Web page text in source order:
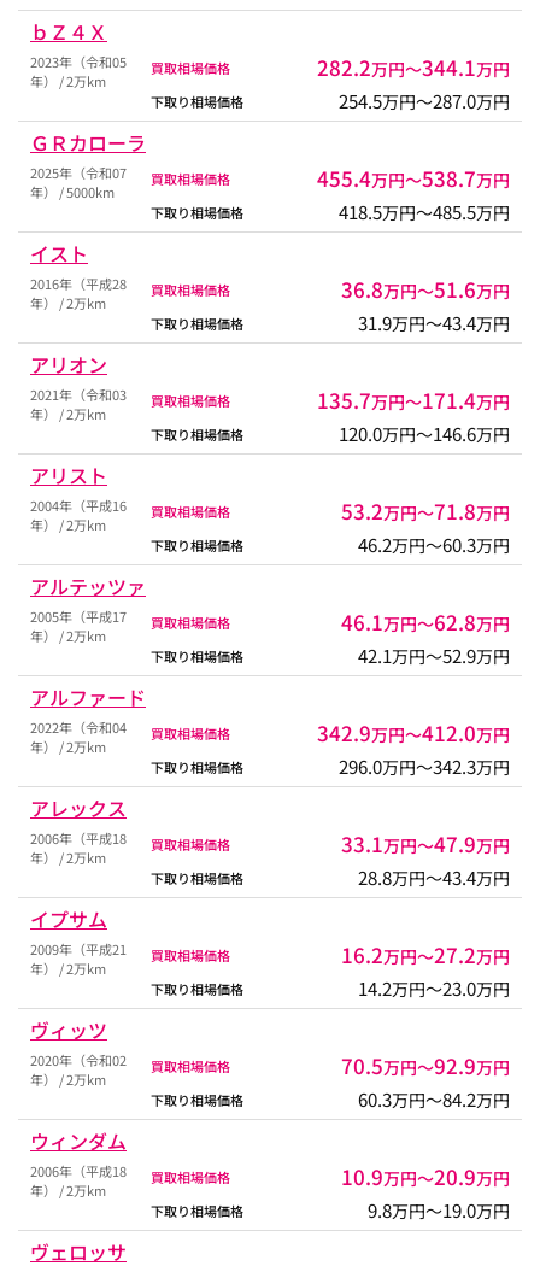
ｂＺ４Ｘ
2023年（令和05
年） / 2万km
買取相場価格 282.2万円〜344.1万円
下取り相場価格 254.5万円〜287.0万円
ＧＲカローラ
2025年（令和07
年） / 5000km
買取相場価格 455.4万円〜538.7万円
下取り相場価格 418.5万円〜485.5万円
イスト
2016年（平成28
年） / 2万km
買取相場価格 36.8万円〜51.6万円
下取り相場価格 31.9万円〜43.4万円
アリオン
2021年（令和03
年） / 2万km
買取相場価格 135.7万円〜171.4万円
下取り相場価格 120.0万円〜146.6万円
アリスト
2004年（平成16
年） / 2万km
買取相場価格 53.2万円〜71.8万円
下取り相場価格 46.2万円〜60.3万円
アルテッツァ
2005年（平成17
年） / 2万km
買取相場価格 46.1万円〜62.8万円
下取り相場価格 42.1万円〜52.9万円
アルファード
2022年（令和04
年） / 2万km
買取相場価格 342.9万円〜412.0万円
下取り相場価格 296.0万円〜342.3万円
アレックス
2006年（平成18
年） / 2万km
買取相場価格 33.1万円〜47.9万円
下取り相場価格 28.8万円〜43.4万円
イプサム
2009年（平成21
年） / 2万km
買取相場価格 16.2万円〜27.2万円
下取り相場価格 14.2万円〜23.0万円
ヴィッツ
2020年（令和02
年） / 2万km
買取相場価格 70.5万円〜92.9万円
下取り相場価格 60.3万円〜84.2万円
ウィンダム
2006年（平成18
年） / 2万km
買取相場価格 10.9万円〜20.9万円
下取り相場価格 9.8万円〜19.0万円
ヴェロッサ